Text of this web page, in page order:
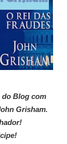
do Blog com
Grisham.